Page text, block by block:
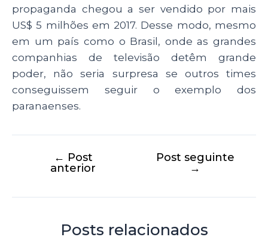
propaganda chegou a ser vendido por mais
US$ 5 milhões em 2017. Desse modo, mesmo
em um país como o Brasil, onde as grandes
companhias de televisão detêm grande
poder, não seria surpresa se outros times
conseguissem seguir o exemplo dos
paranaenses.
← Post
anterior
Post seguinte
→
Posts relacionados